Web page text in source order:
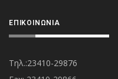
ΕΠΙΚΟΙΝΩΝΊΑ
Τηλ.:23410-29876